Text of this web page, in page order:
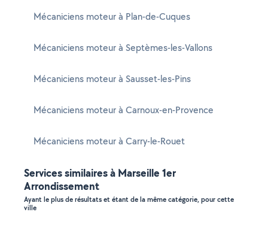
Mécaniciens moteur à Plan-de-Cuques
Mécaniciens moteur à Septèmes-les-Vallons
Mécaniciens moteur à Sausset-les-Pins
Mécaniciens moteur à Carnoux-en-Provence
Mécaniciens moteur à Carry-le-Rouet
Services similaires à Marseille 1er
Arrondissement
Ayant le plus de résultats et étant de la même catégorie, pour cette
ville